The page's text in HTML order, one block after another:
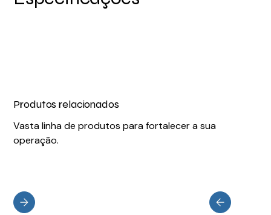
Produtos relacionados
Vasta linha de produtos para fortalecer a sua
operação.